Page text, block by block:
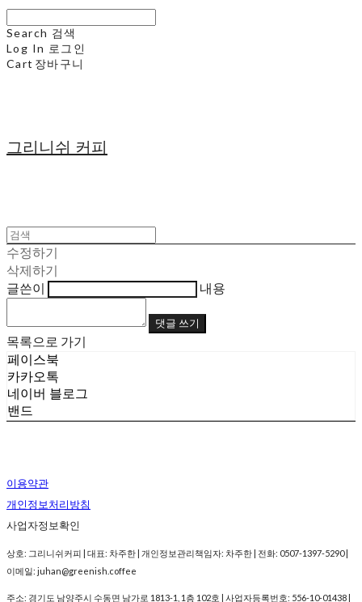
Search 검색
Log In 로그인
Cart 장바구니
그리니쉬 커피
수정하기
삭제하기
글쓴이
내용
댓글 쓰기
목록으로 가기
페이스북
카카오톡
네이버 블로그
밴드
이용약관
개인정보처리방침
사업자정보확인
상호: 그리니쉬커피 | 대표: 차주한 | 개인정보관리책임자: 차주한 | 전화: 0507-1397-5290 |
이메일: juhan@greenish.coffee
주소: 경기도 남양주시 수동면 남가로 1813-1, 1층 102호 | 사업자등록번호: 556-10-01438 |